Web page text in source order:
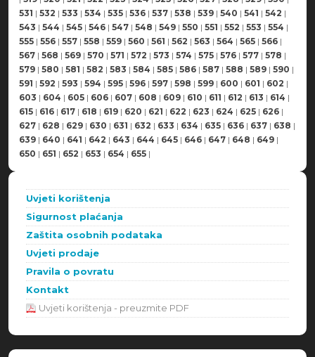
531 | 532 | 533 | 534 | 535 | 536 | 537 | 538 | 539 | 540 | 541 | 542 |
543 | 544 | 545 | 546 | 547 | 548 | 549 | 550 | 551 | 552 | 553 | 554 |
555 | 556 | 557 | 558 | 559 | 560 | 561 | 562 | 563 | 564 | 565 | 566 |
567 | 568 | 569 | 570 | 571 | 572 | 573 | 574 | 575 | 576 | 577 | 578 |
579 | 580 | 581 | 582 | 583 | 584 | 585 | 586 | 587 | 588 | 589 | 590 |
591 | 592 | 593 | 594 | 595 | 596 | 597 | 598 | 599 | 600 | 601 | 602 |
603 | 604 | 605 | 606 | 607 | 608 | 609 | 610 | 611 | 612 | 613 | 614 |
615 | 616 | 617 | 618 | 619 | 620 | 621 | 622 | 623 | 624 | 625 | 626 |
627 | 628 | 629 | 630 | 631 | 632 | 633 | 634 | 635 | 636 | 637 | 638 |
639 | 640 | 641 | 642 | 643 | 644 | 645 | 646 | 647 | 648 | 649 |
650 | 651 | 652 | 653 | 654 | 655 |
Uvjeti korištenja
Sigurnost plaćanja
Zaštita osobnih podataka
Uvjeti prodaje
Pravila o povratu
Kontakt
Uvjeti korištenja - preuzmite PDF